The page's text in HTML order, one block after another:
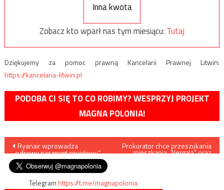
Inna kwota
Zobacz kto wparł nas tym miesiącu: Tutaj
Dziękujemy za pomoc prawną Kancelarii Prawnej Litwin:
https://kancelaria-litwin.pl
PODOBA CI SIĘ TO CO ROBIMY? WESPRZYJ PROJEKT
MAGNA POLONIA!
Nawigacja
wpisu
Ryanair wprowadza
„cyfrowy paszport covidowy”
Prokurator chce przeszukania
mieszkania „Nergala” oraz
Telegramhttps://t.me/magnapolonia